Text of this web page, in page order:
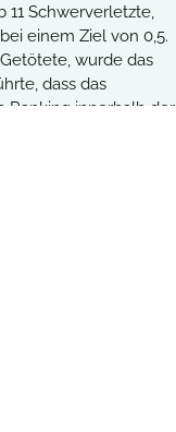
11 Schwerverletzte,
einem Ziel von 0,5.
wurde das
dass das
Ranking innerhalb der